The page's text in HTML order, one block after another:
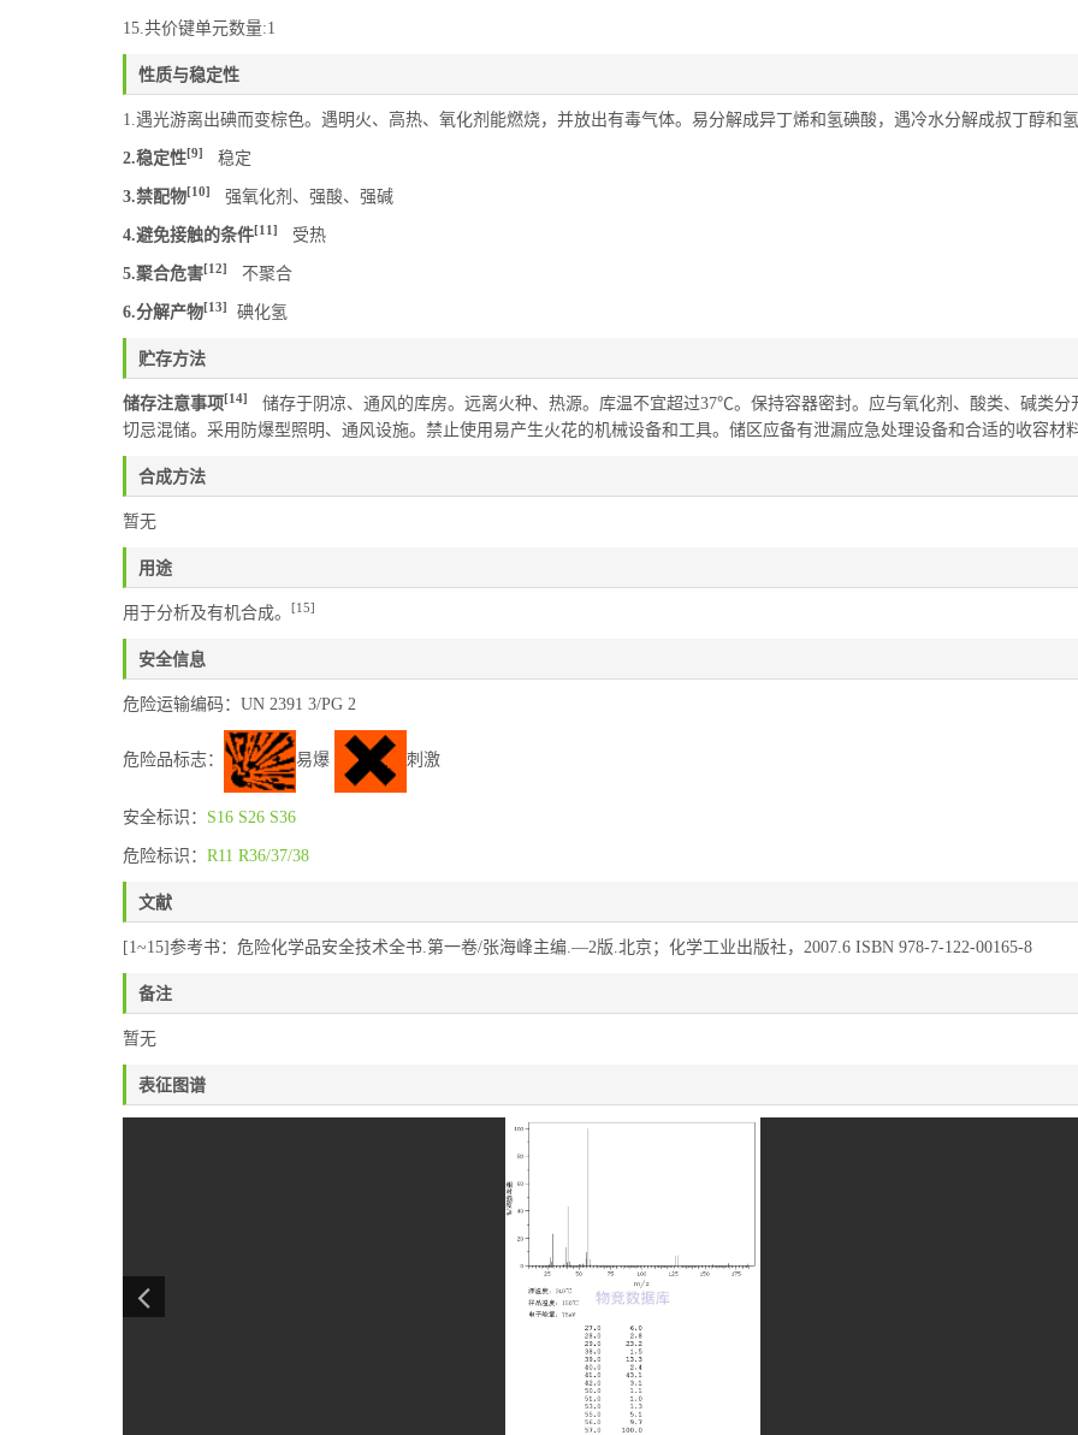
15.共价键单元数量:1
性质与稳定性
1.遇光游离出碘而变棕色。遇明火、高热、氧化剂能燃烧，并放出有毒气体。易分解成异丁烯和氢碘酸，遇冷水分解成叔丁醇和
2.稳定性[9] 稳定
3.禁配物[10] 强氧化剂、强酸、强碱
4.避免接触的条件[11] 受热
5.聚合危害[12] 不聚合
6.分解产物[13] 碘化氢
贮存方法
储存注意事项 [14]
储存于阴凉、通风的库房。远离火种、热源。库温不宜超过37℃。保持容器密封。应与氧化剂、酸类、碱类分
切忌混储。采用防爆型照明、通风设施。禁止使用易产生火花的机械设备和工具。储区应备有泄漏应急处理设备和合适的收容材
合成方法
暂无
用途
用于分析及有机合成。 [15]
安全信息
危险运输编码：UN 2391 3/PG 2
危险品标志： 易爆 刺激
安全标识： S16 S26 S36
危险标识： R11 R36/37/38
文献
[1~15]参考书：危险化学品安全技术全书.第一卷/张海峰主编.—2版.北京；化学工业出版社，2007.6 ISBN 978-7-122-00165-8
备注
暂无
表征图谱